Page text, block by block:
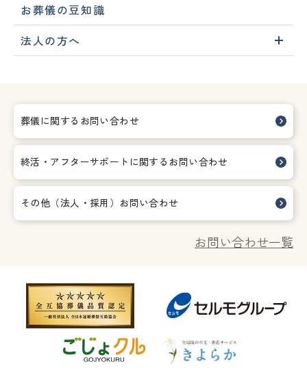
お葬儀の豆知識
法人の方へ
葬儀に関するお問い合わせ
終活・アフターサポートに関する お問い合わせ
その他（法人・採用）お問い合わせ
お問い合わせ一覧